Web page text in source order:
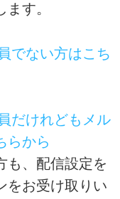
す。
でない方はこち
だけれどもメル
らから
も、配信設定を
をお受け取りい